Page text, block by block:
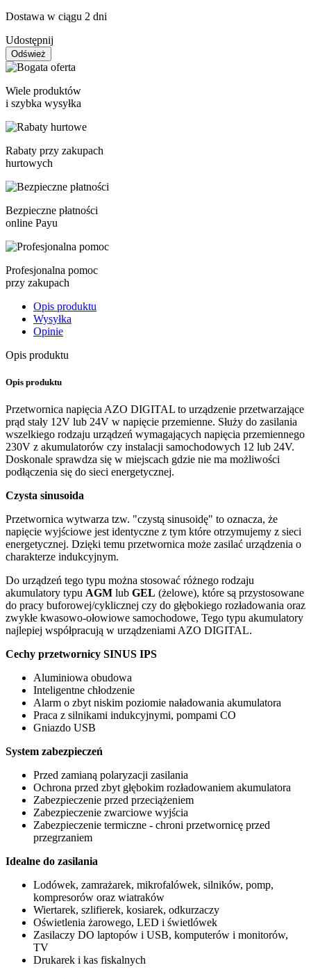
Dostawa w ciągu 2 dni
Udostępnij
Wiele produktów
i szybka wysyłka
Rabaty przy zakupach
hurtowych
Bezpieczne płatności
online Payu
Profesjonalna pomoc
przy zakupach
Opis produktu
Wysyłka
Opinie
Opis produktu
Opis produktu
Przetwornica napięcia AZO DIGITAL to urządzenie przetwarzające
prąd stały 12V lub 24V w napięcie przemienne. Służy do zasilania
wszelkiego rodzaju urządzeń wymagających napięcia przemiennego
230V z akumulatorów czy instalacji samochodowych 12 lub 24V.
Doskonale sprawdza się w miejscach gdzie nie ma możliwości
podłączenia się do sieci energetycznej.
Czysta sinusoida
Przetwornica wytwarza tzw. "czystą sinusoidę" to oznacza, że
napięcie wyjściowe jest identyczne z tym które otrzymujemy z sieci
energetycznej. Dzięki temu przetwornica może zasilać urządzenia o
charakterze indukcyjnym.
Do urządzeń tego typu można stosować różnego rodzaju
akumulatory typu AGM lub GEL (żelowe), które są przystosowane
do pracy buforowej/cyklicznej czy do głębokiego rozładowania oraz
zwykłe kwasowo-ołowiowe samochodowe, Tego typu akumulatory
najlepiej współpracują w urządzeniami AZO DIGITAL.
Cechy przetwornicy SINUS IPS
Aluminiowa obudowa
Inteligentne chłodzenie
Alarm o zbyt niskim poziomie naładowania akumulatora
Praca z silnikami indukcyjnymi, pompami CO
Gniazdo USB
System zabezpieczeń
Przed zamianą polaryzacji zasilania
Ochrona przed zbyt głębokim rozładowaniem akumulatora
Zabezpieczenie przed przeciążeniem
Zabezpieczenie zwarciowe wyjścia
Zabezpieczenie termiczne - chroni przetwornicę przed
przegrzaniem
Idealne do zasilania
Lodówek, zamrażarek, mikrofalówek, silników, pomp,
kompresorów oraz wiatraków
Wiertarek, szlifierek, kosiarek, odkurzaczy
Oświetlenia żarowego, LED i świetlówek
Zasilaczy DO laptopów i USB, komputerów i monitorów,
TV
Drukarek i kas fiskalnych